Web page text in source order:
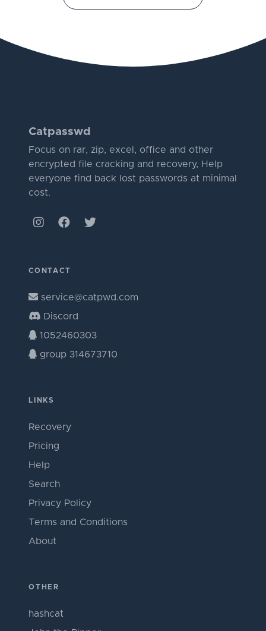
Catpasswd
Focus on rar, zip, excel, office and other
encrypted file cracking and recovery, Help
everyone find back lost passwords at minimal
cost.
CONTACT
service@catpwd.com
Discord
1052460303
group 314673710
LINKS
Recovery
Pricing
Help
Search
Privacy Policy
Terms and Conditions
About
OTHER
hashcat